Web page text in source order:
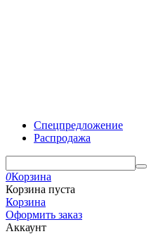
Спецпредложение
Распродажа
0Корзина
Корзина пуста
Корзина
Оформить заказ
Аккаунт